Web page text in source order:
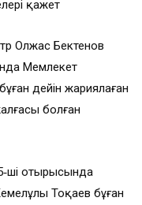
қажет
Олжас Бектенов
Мемлекет
дейін жариялаған
болған
отырысында
Тоқаев бұған